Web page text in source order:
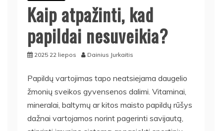
Kaip atpažinti, kad
papildai nesuveikia?
2025 22 liepos Dainius Jurkaitis
Papildų vartojimas tapo neatsiejama daugelio
žmonių sveikos gyvensenos dalimi. Vitaminai,
mineralai, baltymų ar kitos maisto papildų rūšys
dažnai vartojamos norint pagerinti savijautą,